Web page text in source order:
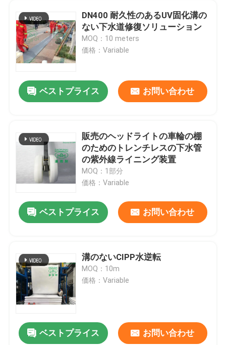
DN400 耐久性のあるUV固化溝の
ない下水道修復ソリューション
MOQ：10 meters
価格：Variable
ベストプライス お問い合わせ
販売のヘッドライトの車輪の棚
のためのトレンチレスの下水管
の紫外線ライニング装置
MOQ：1部分
価格：Variable
ベストプライス お問い合わせ
溝のないCIPP水逆転
MOQ：10m
価格：Variable
ベストプライス お問い合わせ